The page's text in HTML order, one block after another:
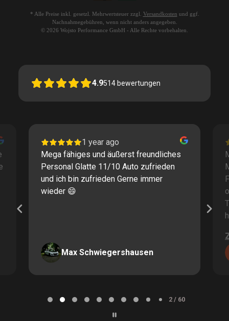
* Alle Preise inkl. gesetzl. Mehrwertsteuer zzgl. Versandkosten und ggf.
Nachnahmegebühren, wenn nicht anders angegeben.
© 2026 Wojsto Performance GmbH - Alle Rechte vorbehalten.
4.9514 bewertungen
1 year ago
Mega fähiges und äußerst freundliches
Personal Glatte 11/10 Auto zufrieden
und ich bin zufrieden Gerne immer
wieder 😄
Max Schwiegershausen
2 / 60